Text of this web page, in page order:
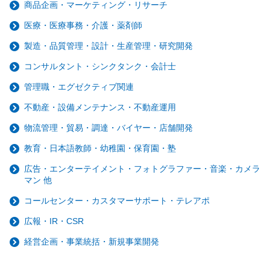
商品企画・マーケティング・リサーチ
医療・医療事務・介護・薬剤師
製造・品質管理・設計・生産管理・研究開発
コンサルタント・シンクタンク・会計士
管理職・エグゼクティブ関連
不動産・設備メンテナンス・不動産運用
物流管理・貿易・調達・バイヤー・店舗開発
教育・日本語教師・幼稚園・保育園・塾
広告・エンターテイメント・フォトグラファー・音楽・カメラ
マン 他
コールセンター・カスタマーサポート・テレアポ
広報・IR・CSR
経営企画・事業統括・新規事業開発